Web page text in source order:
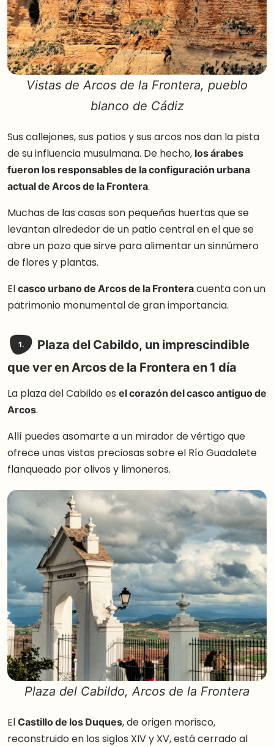
Vistas de Arcos de la Frontera, pueblo
blanco de Cádiz
Sus callejones, sus patios y sus arcos nos dan la pista
de su influencia musulmana. De hecho, los árabes
fueron los responsables de la configuración urbana
actual de Arcos de la Frontera.
Muchas de las casas son pequeñas huertas que se
levantan alrededor de un patio central en el que se
abre un pozo que sirve para alimentar un sinnúmero
de flores y plantas.
Elcasco urbano de Arcos de la Fronteracuenta con un
patrimonio monumental de gran importancia.
1. Plaza del Cabildo, un imprescindible
que ver en Arcos de la Frontera en 1 día
La plaza del Cabildo es el corazón del casco antiguo de
Arcos.
Allí puedes asomarte a un mirador de vértigo que
ofrece unas vistas preciosas sobre el Río Guadalete
flanqueado por olivos y limoneros.
Plaza del Cabildo, Arcos de la Frontera
ElCastillo de los Duques, de origen morisco,
reconstruido en los siglos XIV y XV, está cerrado al